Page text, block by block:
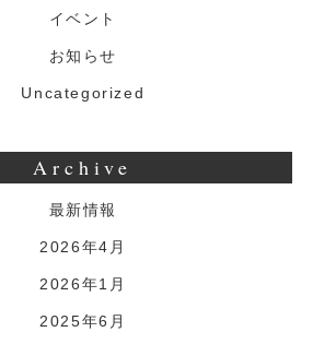
イベント
お知らせ
Uncategorized
Archive
最新情報
2026年4月
2026年1月
2025年6月